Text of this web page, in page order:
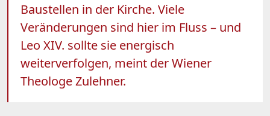
Baustellen in der Kirche. Viele
Veränderungen sind hier im Fluss – und
Leo XIV. sollte sie energisch
weiterverfolgen, meint der Wiener
Theologe Zulehner.